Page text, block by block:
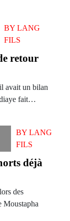
BY LANG
FILS
retour
avait un bilan
fait…
BYLANG
FILS
déjà
des
Moustapha